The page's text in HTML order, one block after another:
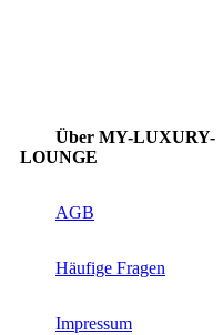
Über MY-LUXURY-
LOUNGE
AGB
Häufige Fragen
Impressum